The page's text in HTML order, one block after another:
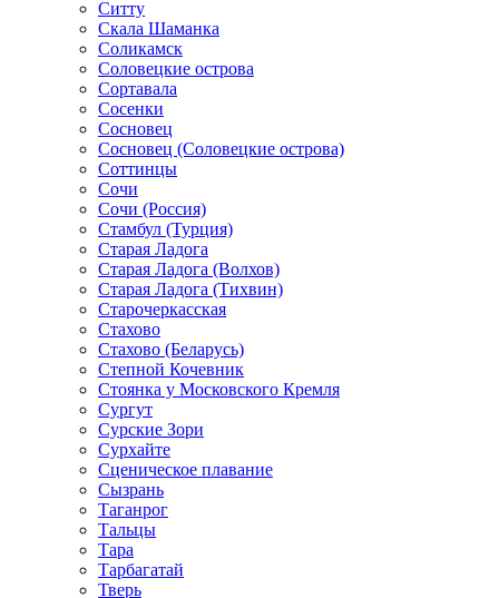
Ситту
Скала Шаманка
Соликамск
Соловецкие острова
Сортавала
Сосенки
Сосновец
Сосновец (Соловецкие острова)
Соттинцы
Сочи
Сочи (Россия)
Стамбул (Турция)
Старая Ладога
Старая Ладога (Волхов)
Старая Ладога (Тихвин)
Старочеркасская
Стахово
Стахово (Беларусь)
Степной Кочевник
Стоянка у Московского Кремля
Сургут
Сурские Зори
Сурхайте
Сценическое плавание
Сызрань
Таганрог
Тальцы
Тара
Тарбагатай
Тверь